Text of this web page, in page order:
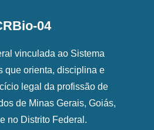
04
vinculada ao Sistema
que orienta, disciplina e
legal da profissão de
de Minas Gerais, Goiás,
no Distrito Federal.